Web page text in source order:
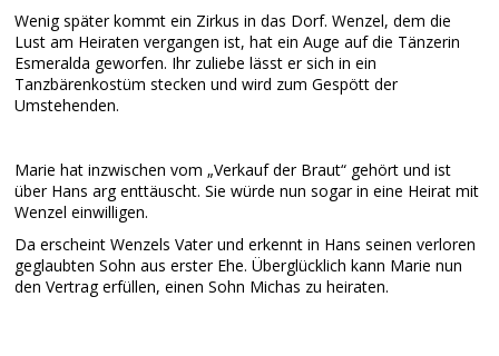
Wenig später kommt ein Zirkus in das Dorf. Wenzel, dem die
Lust am Heiraten vergangen ist, hat ein Auge auf die Tänzerin
Esmeralda geworfen. Ihr zuliebe lässt er sich in ein
Tanzbärenkostüm stecken und wird zum Gespött der
Umstehenden.
Marie hat inzwischen vom „Verkauf der Braut“ gehört und ist
über Hans arg enttäuscht. Sie würde nun sogar in eine Heirat mit
Wenzel einwilligen.
Da erscheint Wenzels Vater und erkennt in Hans seinen verloren
geglaubten Sohn aus erster Ehe. Überglücklich kann Marie nun
den Vertrag erfüllen, einen Sohn Michas zu heiraten.